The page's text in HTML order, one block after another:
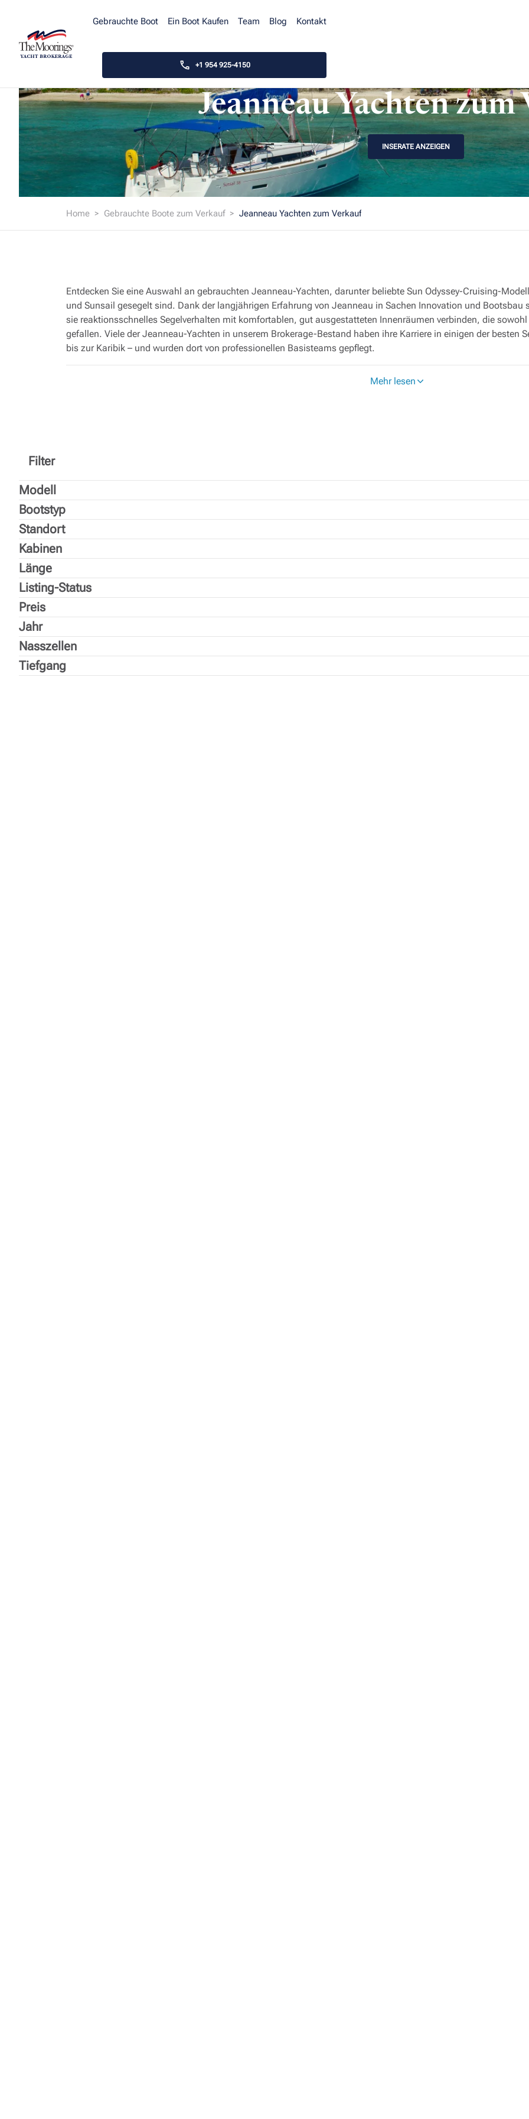
Gebrauchte Boot Ein Boot Kaufen Team Blog Kontakt
+1 954 925-4150
Jeanneau Yachten zum
INSERATE ANZEIGEN
Home Gebrauchte Boote zum Verkauf Jeanneau Yachten zum Verkauf
Entdecken Sie eine Auswahl an gebrauchten Jeanneau-Yachten, darunter beliebte Sun Odyssey-Cruising-
und Sunsail gesegelt sind. Dank der langjährigen Erfahrung von Jeanneau in Sachen Innovation und
sie reaktionsschnelles Segelverhalten mit komfortablen, gut ausgestatteten Innenräumen verbinden, die
gefallen. Viele der Jeanneau-Yachten in unserem Brokerage-Bestand haben ihre Karriere in einigen der besten
bis zur Karibik – und wurden dort von professionellen Basisteams gepflegt.
Wartungspläne und technische Überwachungen gemäß den Flottenstandards eingehalten wurden. Dieser
ausgestattete Yacht für Ihren Lieblingscharterort suchen, unsere zum Verkauf stehenden Jeanneau-Boote
Viele befinden sich bereits in begehrten Segelregionen wie Griechenland, Kroatien und der Karibik, sodass Sie
beginnen können, ohne erst umziehen zu müssen. Unsere Makler kennen sowohl die Jeanneau-
ehemaligen Charteryachten und können Käufern in Nordamerika, Großbritannien, Europa und darüber hinaus
und Lieferplanung behilflich sein. Entdecken Sie unseren aktuellen Bestand an gebrauchten Jeanneau-Yachten
Mehr lesen
Filter
Modell
Bootstyp
Standort
Kabinen
Länge
Listing-Status
Preis
Jahr
Nasszellen
Tiefgang